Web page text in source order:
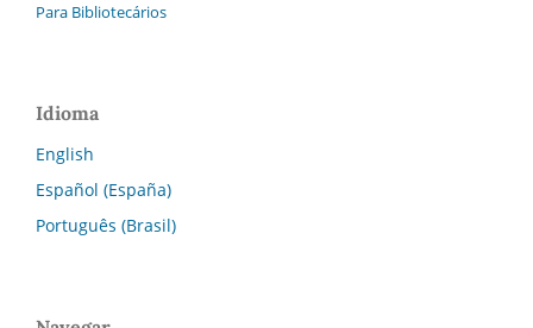
Para Bibliotecários
Idioma
English
Español (España)
Português (Brasil)